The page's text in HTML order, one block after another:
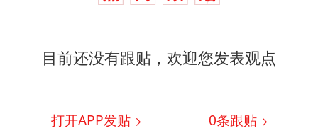
目前还没有跟贴，欢迎您发表观点
打开APP发贴 0条跟贴